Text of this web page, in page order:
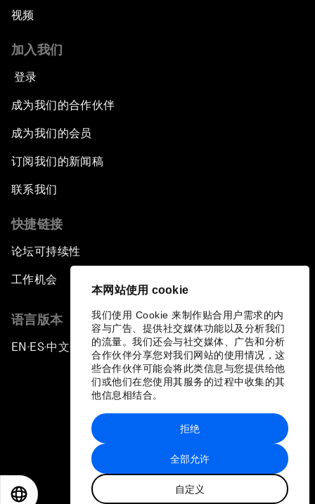
本网站使用 cookie
我们使用 Cookie 来制作贴合用户需求的内
容与广告、提供社交媒体功能以及分析我们
的流量。我们还会与社交媒体、广告和分析
合作伙伴分享您对我们网站的使用情况，这
些合作伙伴可能会将此类信息与您提供给他
们或他们在您使用其服务的过程中收集的其
他信息相结合。
全部允许
自定义
拒绝
视频
加入我们
登录
成为我们的合作伙伴
成为我们的会员
订阅我们的新闻稿
联系我们
快捷链接
论坛可持续性
工作机会
语言版本
EN ▪ES▪中文▪ 日本語
站点地图
世界经济论坛